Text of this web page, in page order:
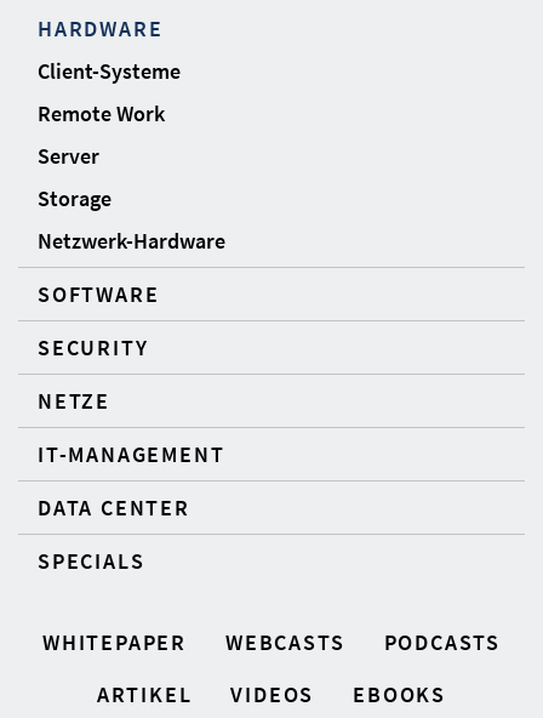
HARDWARE
Client-Systeme
Remote Work
Server
Storage
Netzwerk-Hardware
SOFTWARE
SECURITY
NETZE
IT-MANAGEMENT
DATA CENTER
SPECIALS
WHITEPAPER WEBCASTS
PODCASTS
ARTIKEL
VIDEOS EBOOKS